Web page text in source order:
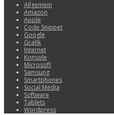
Allgemein
Amazon
Apple
Code Snippet
Google
Grafik
Internet
Konsole
Microsoft
Samsung
Smartphones
Social Media
Software
Tablets
Wordpress